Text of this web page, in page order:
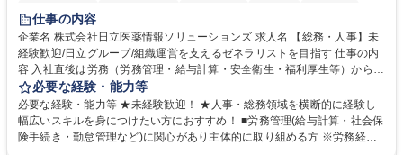
住宅手当あり
育休あり
完全週休2日制 交通費支給 土日祝休み 寮・社宅あり
仕事の内容
企業名 株式会社日立医薬情報ソリューションズ 求人名 【総務・人事】未
経験歓迎/日立グループ/組織運営を支えるゼネラリストを目指す 仕事の内
容 入社直後は労務（労務管理・給与計算・安全衛生・福利厚生等）からお
任せいたします。将来は総務・採用・教育業務へ守備範囲を広げ、組織運
営を支えるゼネラリストをめざせます。 ・初期業務：労働時間管理、給与
計算、社会保険対応、福利厚生管理、安全衛生、健康経営推進等をお任せ
します。ご経験に応じて、休職者管理など、幅広く経験を積んでいただき
必要な経験・能力等
必要な経験・能力等 ★未経験歓迎！ ★人事・総務領域を横断的に経験し
幅広いスキルを身につけたい方におすすめ！ ■労務管理(給与計算・社会保
険手続き・勤怠管理など)に関心があり主体的に取り組める方 ※労務経験